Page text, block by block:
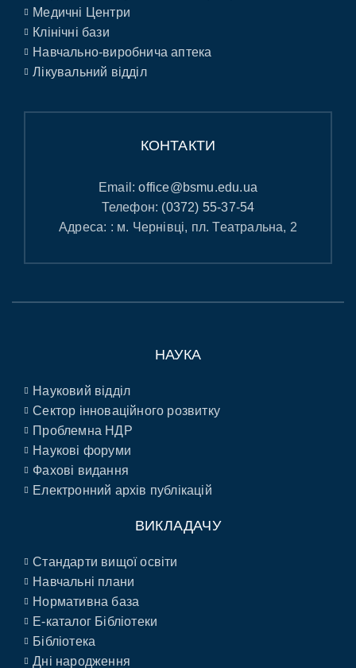
Медичні Центри
Клінічні бази
Навчально-виробнича аптека
Лікувальний відділ
КОНТАКТИ
Email:office@bsmu.edu.ua
Телефон: (0372) 55-37-54
Адреса: : м. Чернівці, пл. Театральна, 2
НАУКА
Науковий відділ
Сектор інноваційного розвитку
Проблемна НДР
Наукові форуми
Фахові видання
Електронний архів публікацій
ВИКЛАДАЧУ
Стандарти вищої освіти
Навчальні плани
Нормативна база
E-каталог Бібліотеки
Бібліотека
Дні народження